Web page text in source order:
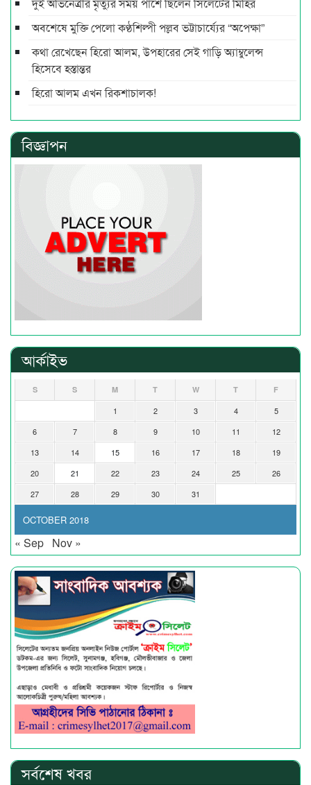
অবশেষে মুক্তি পেলো কণ্ঠশিল্পী পল্লব ভট্টাচার্য্যের “অপেক্ষা”
কথা রেখেছেন হিরো আলম, উপহারের সেই গাড়ি অ্যাম্বুলেন্স
হিসেবে হস্তান্তর
হিরো আলম এখন রিকশাচালক!
বিজ্ঞাপন
আর্কাইভ
OCTOBER 2018
S S M T W T F
1 2 3 4
5
6
7 8 9 10 11
12
13
14 15 16 17 18
19
20
21 22 23 24 25
26
27
28 29 30 31
« Sep Nov »
সর্বশেষ খবর